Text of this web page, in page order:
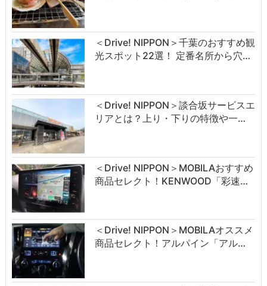
＜Drive! NIPPON＞千葉のおすすめ観
光スポット22選！ 定番名所から穴…
＜Drive! NIPPON＞談合坂サービスエ
リアとは？上り・下りの特徴や一…
＜Drive! NIPPON＞MOBILAおすすめ
商品セレクト！KENWOOD「彩速…
＜Drive! NIPPON＞MOBILAオススメ
商品セレクト！アルパイン「アル…